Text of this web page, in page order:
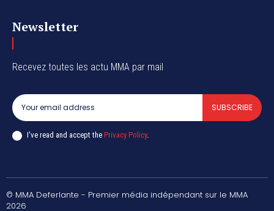
Newsletter
Recevez toutes les actu MMA par mail
SUBSCRIBE
I've read and accept the Privacy Policy.
© MMA Deferlante - Premier média indépendant sur le MMA
2026